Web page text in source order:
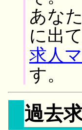
あな
に出
求人
す。
過去